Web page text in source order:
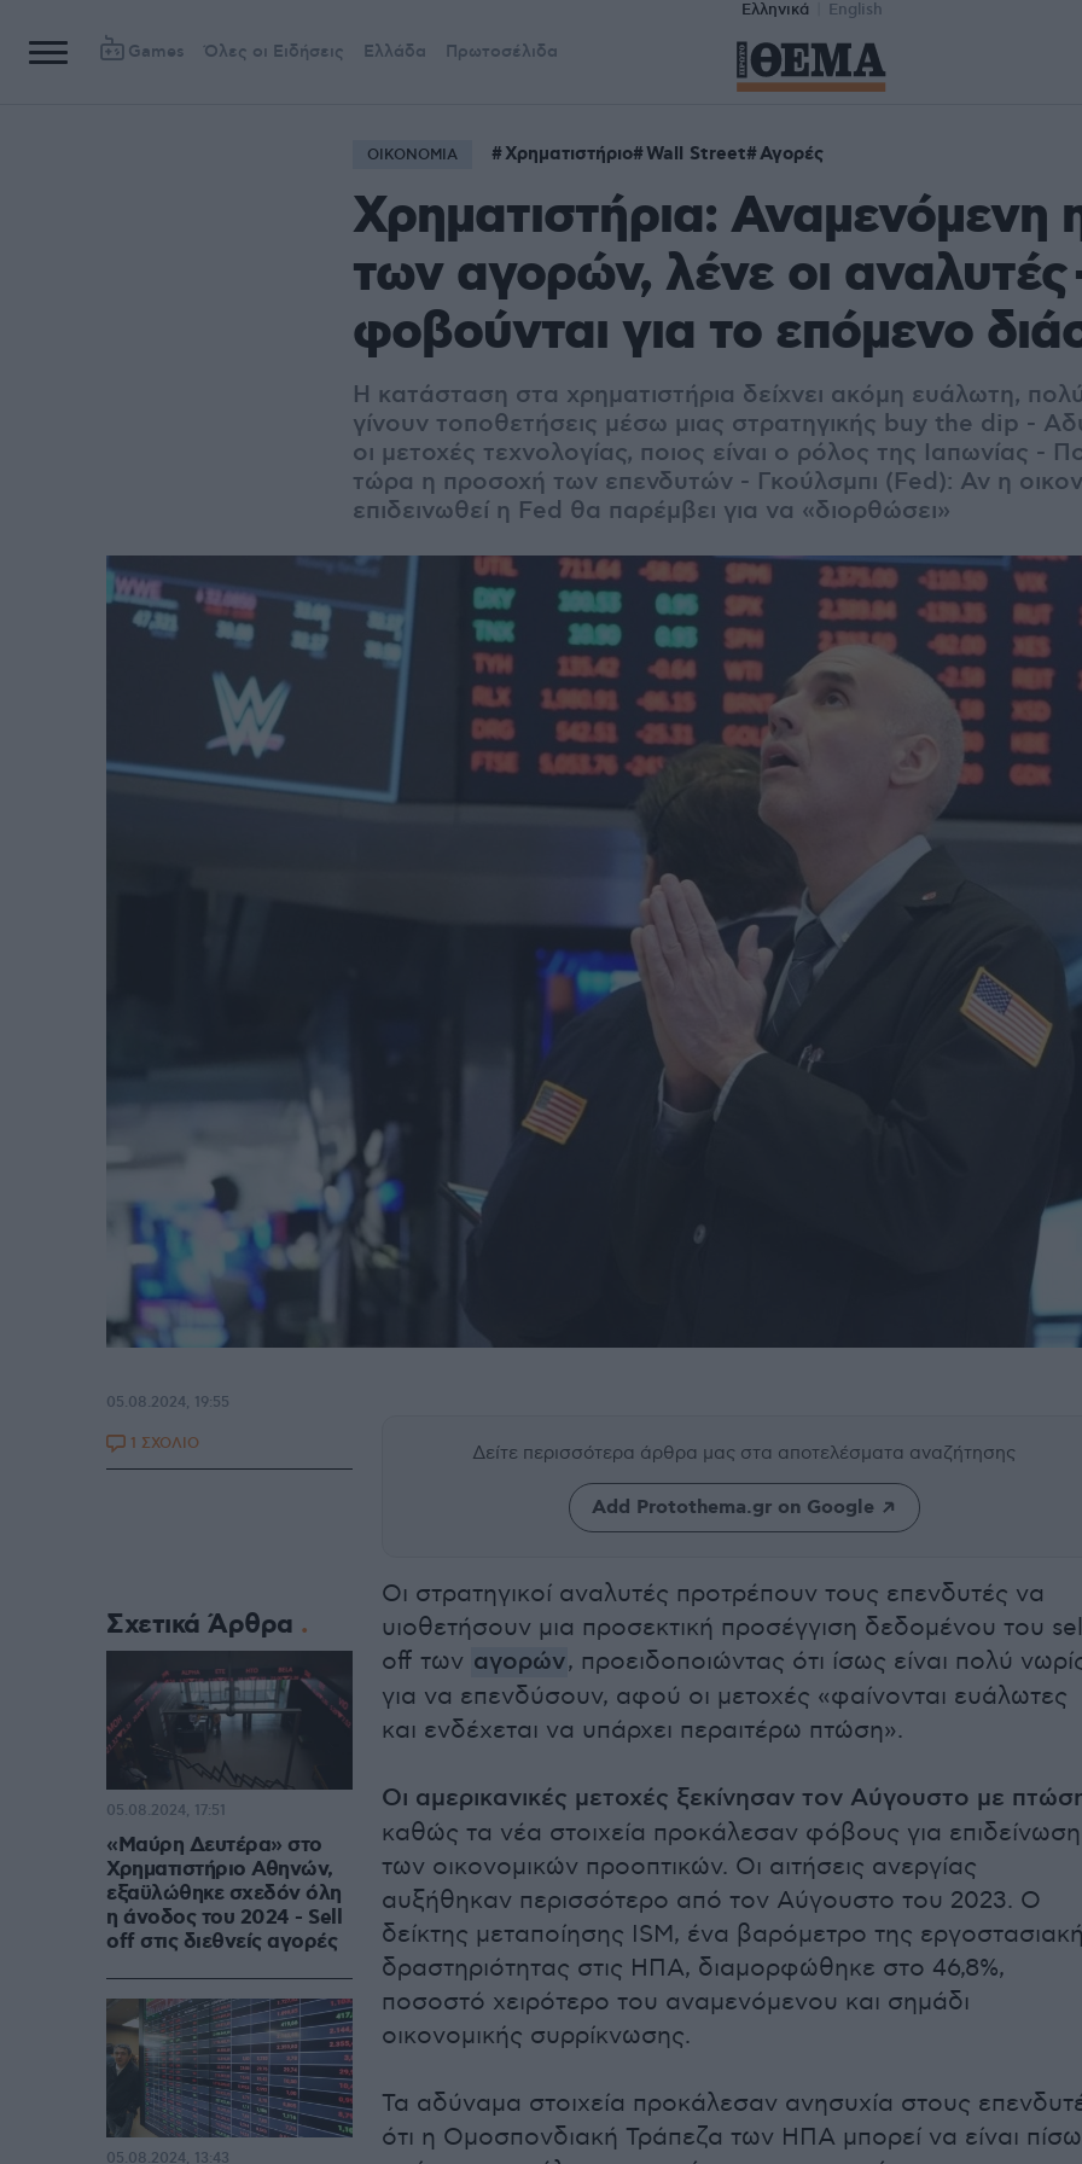
Ελληνικά English
Games Όλες οι Ειδήσεις Ελλάδα Πρωτοσέλιδα
ΟΙΚΟΝΟΜΙΑ Χρηματιστήριο Wall Street Αγορές
Χρηματιστήρια: Αναμενόμενη
των αγορών, λένε οι αναλυτές
φοβούνται για το επόμενο
Η κατάσταση στα χρηματιστήρια δείχνει ακόμη ευάλωτη,
γίνουν τοποθετήσεις μέσω μιας στρατηγικής buy the dip -
οι μετοχές τεχνολογίας, ποιος είναι ο ρόλος της Ιαπωνίας -
τώρα η προσοχή των επενδυτών - Γκούλσμπι (Fed): Αν η
επιδεινωθεί η Fed θα παρέμβει για να «διορθώσει»
Δείτε περισσότερα άρθρα μας στα αποτελέσματα αναζήτησης
Add Protothema.gr on Google
Οι στρατηγικοί αναλυτές προτρέπουν τους επενδυτές να
υιοθετήσουν μια προσεκτική προσέγγιση δεδομένου του
off των αγορών, προειδοποιώντας ότι ίσως είναι πολύ
για να επενδύσουν, αφού οι μετοχές «φαίνονται ευάλωτες
και ενδέχεται να υπάρχει περαιτέρω πτώση».
Οι αμερικανικές μετοχές ξεκίνησαν τον Αύγουστο με
καθώς τα νέα στοιχεία προκάλεσαν φόβους για επιδείνωση
των οικονομικών προοπτικών. Οι αιτήσεις ανεργίας
αυξήθηκαν περισσότερο από τον Αύγουστο του 2023. Ο
δείκτης μεταποίησης ISM, ένα βαρόμετρο της
δραστηριότητας στις ΗΠΑ, διαμορφώθηκε στο 46,8%,
ποσοστό χειρότερο του αναμενόμενου και σημάδι
οικονομικής συρρίκνωσης.
Τα αδύναμα στοιχεία προκάλεσαν ανησυχία στους
ότι η Ομοσπονδιακή Τράπεζα των ΗΠΑ μπορεί να είναι πίσω
05.08.2024, 19:55
1 ΣΧΟΛΙΟ
Σχετικά Άρθρα
«Μαύρη Δευτέρα» στο
Χρηματιστήριο Αθηνών,
εξαϋλώθηκε σχεδόν όλη
η άνοδος του 2024 - Sell
off στις διεθνείς αγορές
05.08.2024, 17:51
05.08.2024, 13:43